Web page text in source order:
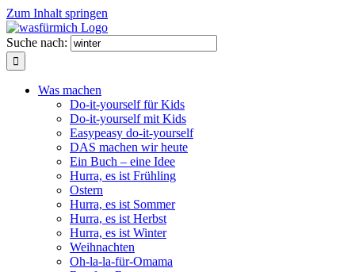
Zum Inhalt springen
Suche nach:
Was machen
Do-it-yourself für Kids
Do-it-yourself mit Kids
Easypeasy do-it-yourself
DAS machen wir heute
Ein Buch – eine Idee
Hurra, es ist Frühling
Ostern
Hurra, es ist Sommer
Hurra, es ist Herbst
Hurra, es ist Winter
Weihnachten
Oh-la-la-für-Omama